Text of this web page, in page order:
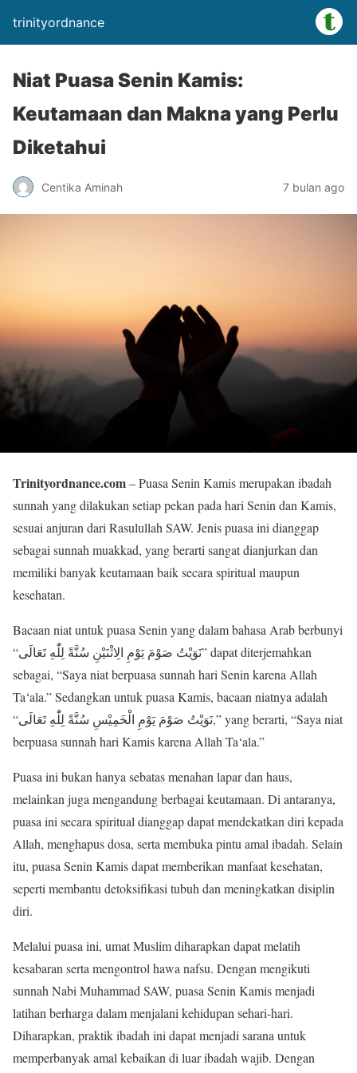
trinityordnance
Niat Puasa Senin Kamis:
Keutamaan dan Makna yang Perlu
Diketahui
Centika Aminah 7 bulan ago
Trinityordnance.com– Puasa Senin Kamis merupakan ibadah
sunnah yang dilakukan setiap pekan pada hari Senin dan Kamis,
sesuai anjuran dari Rasulullah SAW. Jenis puasa ini dianggap
sebagai sunnah muakkad, yang berarti sangat dianjurkan dan
memiliki banyak keutamaan baik secara spiritual maupun
kesehatan.
Bacaan niat untuk puasa Senin yang dalam bahasa Arab berbunyi
“نَوَيْتُ صَوْمَ يَوْمِ الِاثْنَيْنِ سُنَّةً لِلّٰهِ تَعَالَى” dapat diterjemahkan
sebagai, “Saya niat berpuasa sunnah hari Senin karena Allah
Ta‘ala.” Sedangkan untuk puasa Kamis, bacaan niatnya adalah
“نَوَيْتُ صَوْمَ يَوْمِ الْخَمِيْسِ سُنَّةً لِلّٰهِ تَعَالَى,” yang berarti, “Saya niat
berpuasa sunnah hari Kamis karena Allah Ta‘ala.”
Puasa ini bukan hanya sebatas menahan lapar dan haus,
melainkan juga mengandung berbagai keutamaan. Di antaranya,
puasa ini secara spiritual dianggap dapat mendekatkan diri kepada
Allah, menghapus dosa, serta membuka pintu amal ibadah. Selain
itu, puasa Senin Kamis dapat memberikan manfaat kesehatan,
seperti membantu detoksifikasi tubuh dan meningkatkan disiplin
diri.
Melalui puasa ini, umat Muslim diharapkan dapat melatih
kesabaran serta mengontrol hawa nafsu. Dengan mengikuti
sunnah Nabi Muhammad SAW, puasa Senin Kamis menjadi
latihan berharga dalam menjalani kehidupan sehari-hari.
Diharapkan, praktik ibadah ini dapat menjadi sarana untuk
memperbanyak amal kebaikan di luar ibadah wajib. Dengan